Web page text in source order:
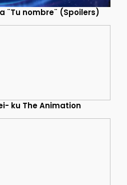
¨Tu nombre¨ (Spoilers)
ku The Animation